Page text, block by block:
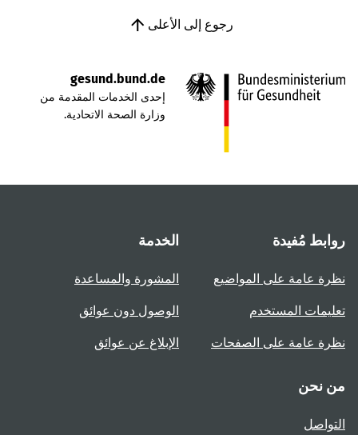
رجوع إلى الأعلى
gesund.bund.de
إحدى الخدمات المقدمة من
وزارة الصحة الاتحادية.
روابط مُفيدة
نظرة عامة على المواضيع
تعليمات المستخدم
نظرة عامة على الصفحات
الخدمة
المشورة والمساعدة
الوصول دون عوائق
الإبلاغ عن عوائق
من نحن
التواصل